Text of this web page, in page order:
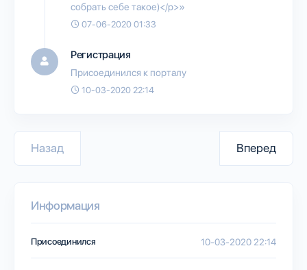
собрать себе такое)</p>»
07-06-2020 01:33
Регистрация
Присоединился к порталу
10-03-2020 22:14
Назад Вперед
Информация
Присоединился 10-03-2020 22:14